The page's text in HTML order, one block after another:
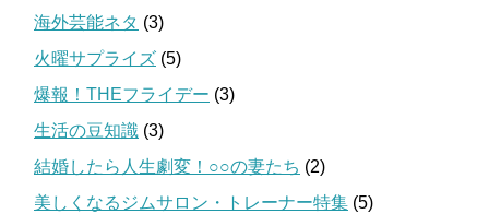
海外芸能ネタ (3)
火曜サプライズ (5)
爆報！THEフライデー (3)
生活の豆知識 (3)
結婚したら人生劇変！○○の妻たち (2)
美しくなるジムサロン・トレーナー特集 (5)